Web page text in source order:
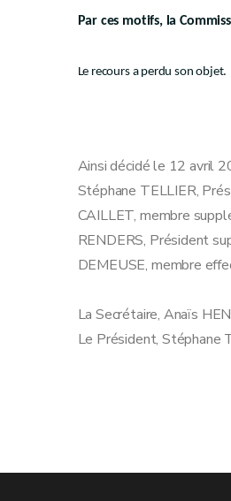
Par ces motifs, la
Le recours a perdu son objet.
Ainsi décidé le 12 avril
Stéphane TELLIER,
CAILLET, membre
RENDERS, Président
DEMEUSE, membre
La Secrétaire, Anaïs
Le Président, Stéphane